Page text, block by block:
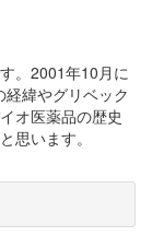
。2001年10月に
緯やグリベック
オ医薬品の歴史
思います。